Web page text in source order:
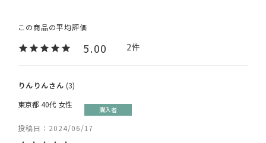
5.00 2
りんりん 3
購入者
東京都 40代 女性
投稿日 2024/06/17